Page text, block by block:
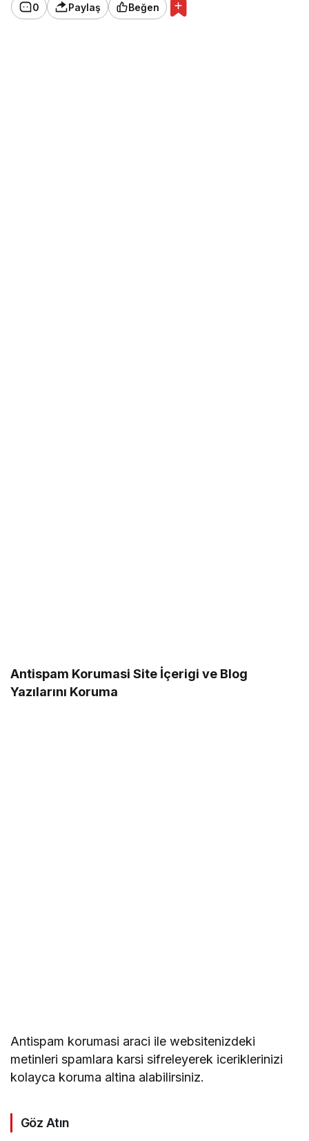
0 Paylaş Beğen
Antispam Korumasi Site İçerigi ve Blog
Yazılarını Koruma
Antispam korumasi araci ile websitenizdeki
metinleri spamlara karsi sifreleyerek iceriklerinizi
kolayca koruma altina alabilirsiniz.
Göz Atın